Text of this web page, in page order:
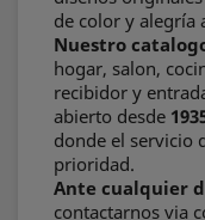
de color y alegría
Nuestro
hogar, salon,
recibidor y
abierto desde
donde el servicio
prioridad.
Ante cualquier
contactarnos via